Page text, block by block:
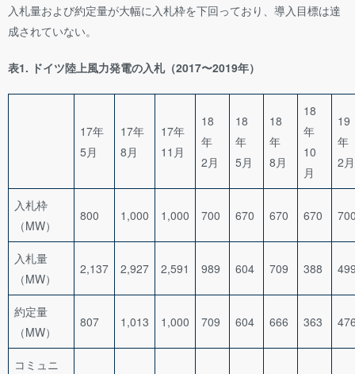
入札量および約定量が大幅に入札枠を下回っており、導入目標は達
成されていない。
表1. ドイツ陸上風力発電の入札（2017〜2019年）
17年
5月
17年
8月
17年
11月
18
年
2月
18
年
5月
18
年
8月
18
年
10
月
19
年
2月
入札枠
（MW）
800 1,000 1,000 700 670 670 670
入札量
（MW）
2,137 2,927 2,591 989 604 709 388
約定量
（MW）
807 1,013 1,000 709 604 666 363
コミュニ